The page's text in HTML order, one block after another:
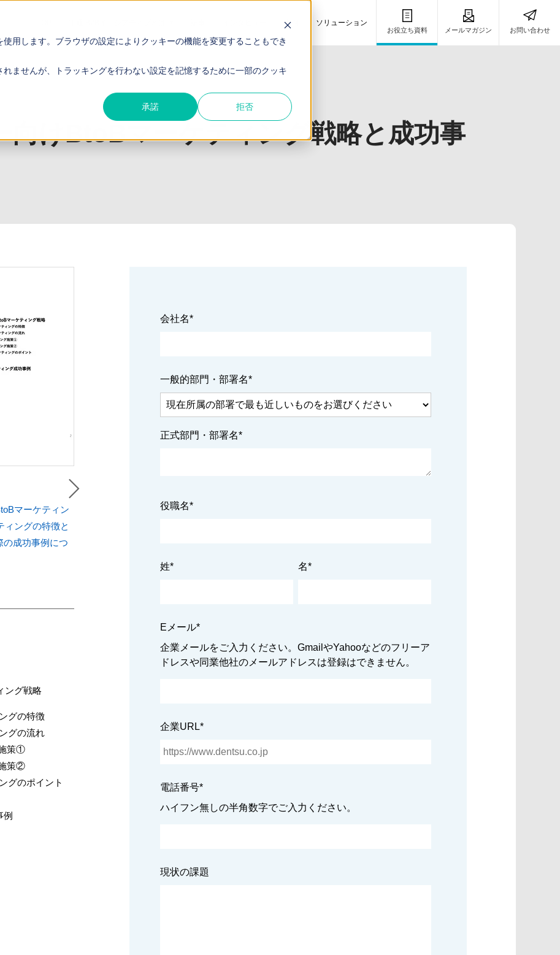
用します。ブラウザの設定によりクッキーの機能を変更することもでき
ませんが、トラッキングを行わない設定を記憶するために一部のクッキ
承諾 拒否
事例 ソリューション
お役立ち資料 メールマガジン お問い合わせ
略と成功事例」ダウンロード
向けBtoBマーケティング戦略と成功事
マーケティン
ィングの特徴と
の成功事例につ
ング戦略
グの特徴
グの流れ
策①
策②
グのポイント
例
会社名*
一般的部門・部署名*
正式部門・部署名*
役職名*
姓* 名*
Eメール*
企業メールをご入力ください。GmailやYahooなどのフリーア
ドレスや同業他社のメールアドレスは登録はできません。
企業URL*
電話番号*
ハイフン無しの半角数字でご入力ください。
現状の課題